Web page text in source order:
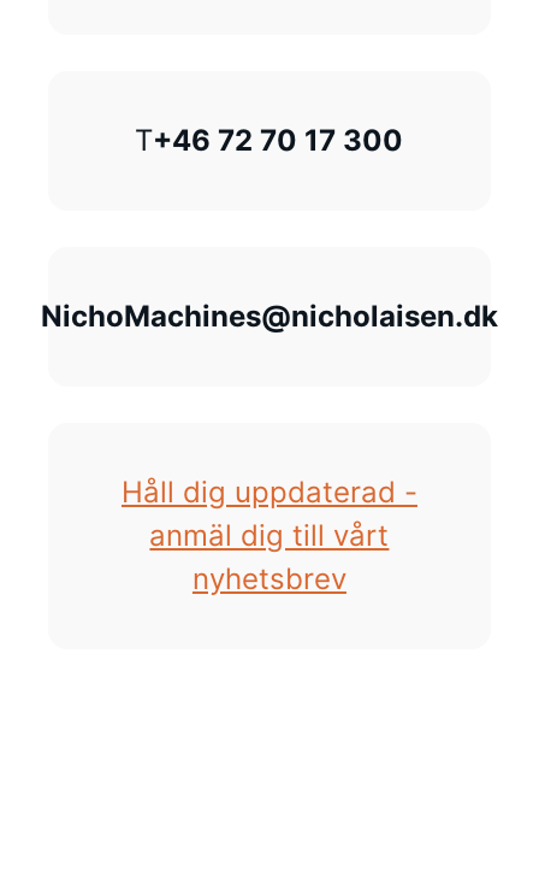
T+46 72 70 17 300
NichoMachines@nicholaisen.dk
Håll dig uppdaterad -
anmäl dig till vårt
nyhetsbrev